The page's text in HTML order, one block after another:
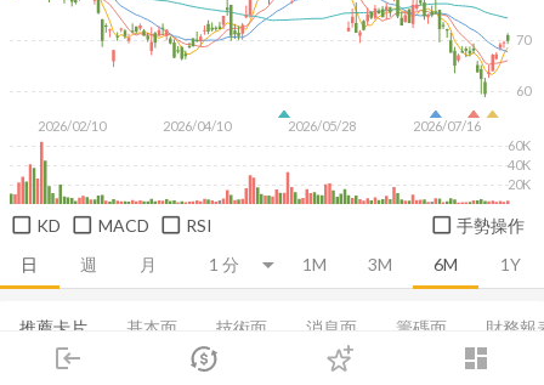
login dashboard
市場 登入
日 週 月 1M 3M 6M 1Y
2026/02/10 2026/04/10 2026/05/28 2026/07/16
60
70
20K
40K
60K
KD MACD RSI 手勢操作
推薦卡片 基本面 技術面 消息面 籌碼面 財務報
現金流量表 集保分布